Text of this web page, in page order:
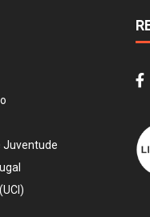
Juventude